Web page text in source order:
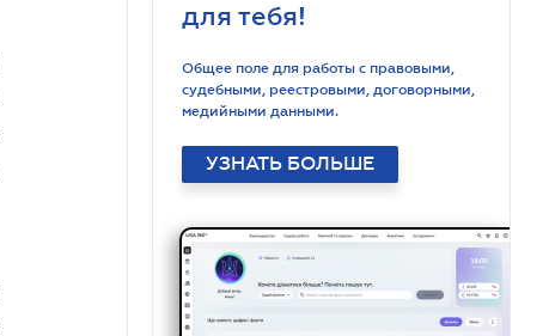
для тебя!
Общее поле для работы с правовыми,
судебными, реестровыми, договорными,
медийными данными.
УЗНАТЬ БОЛЬШЕ